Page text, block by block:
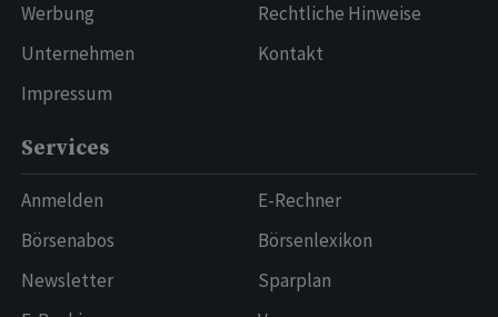
Werbung
Unternehmen
Impressum
Rechtliche Hinweise
Kontakt
Services
Anmelden
Börsenabos
Newsletter
E-Rechner
Börsenlexikon
Sparplan